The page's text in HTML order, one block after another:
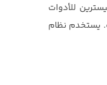
للأدوات
يستخدم نظام